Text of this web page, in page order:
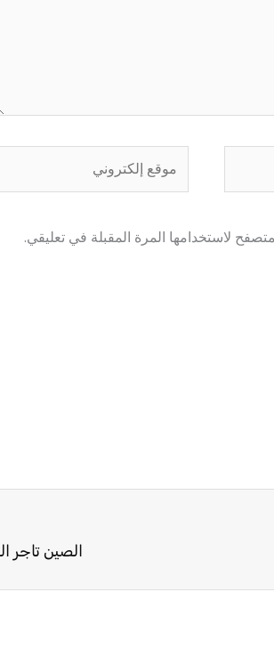
إلكتروني
لاستخدامها المرة المقبلة في تعليقي.
الصين تاجر